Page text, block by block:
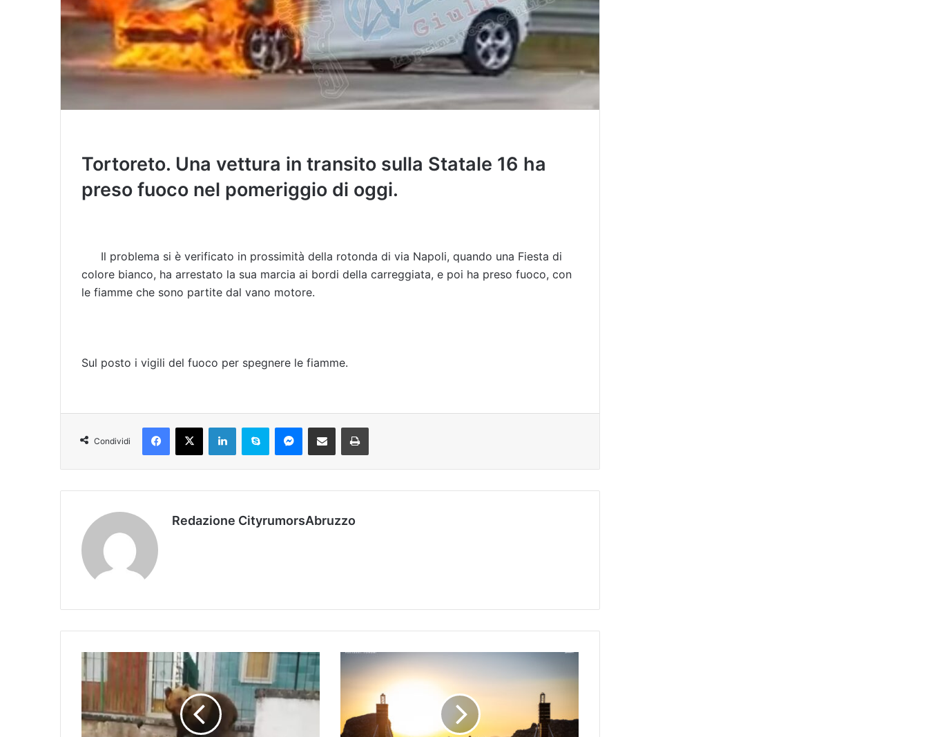
Tortoreto. Una vettura in transito sulla Statale 16 ha
preso fuoco nel pomeriggio di oggi.
Il problema si è verificato in prossimità della rotonda di via Napoli, quando una Fiesta di
colore bianco, ha arrestato la sua marcia ai bordi della carreggiata, e poi ha preso fuoco, con
le fiamme che sono partite dal vano motore.
Sul posto i vigili del fuoco per spegnere le fiamme.
Condividi
Redazione CityrumorsAbruzzo